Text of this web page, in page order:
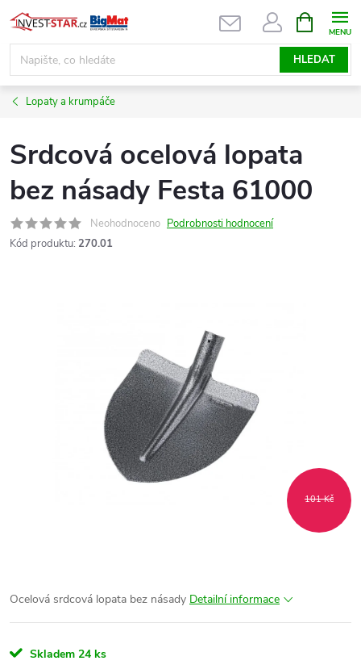
Přejít
na
obsah
HLEDAT
NÁKUPNÍ
KOŠÍK
Lopaty a krumpáče
Srdcová ocelová lopata
bez násady Festa 61000
Neohodnoceno Podrobnosti hodnocení
Kód produktu: 270.01
101 Kč
Ocelová srdcová lopata bez násady Detailní informace
Skladem 24 ks